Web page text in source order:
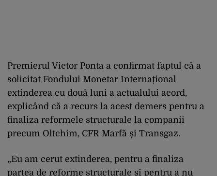
Premierul Victor Ponta a confirmat faptul că a
solicitat Fondului Monetar Internațional
extinderea cu două luni a actualului acord,
explicând că a recurs la acest demers pentru a
finaliza reformele structurale la companii
precum Oltchim, CFR Marfă și Transgaz.
„Eu am cerut extinderea, pentru a finaliza
partea de reforme structurale și pentru a nu